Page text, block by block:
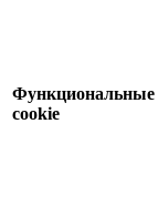
Функциональные
cookie